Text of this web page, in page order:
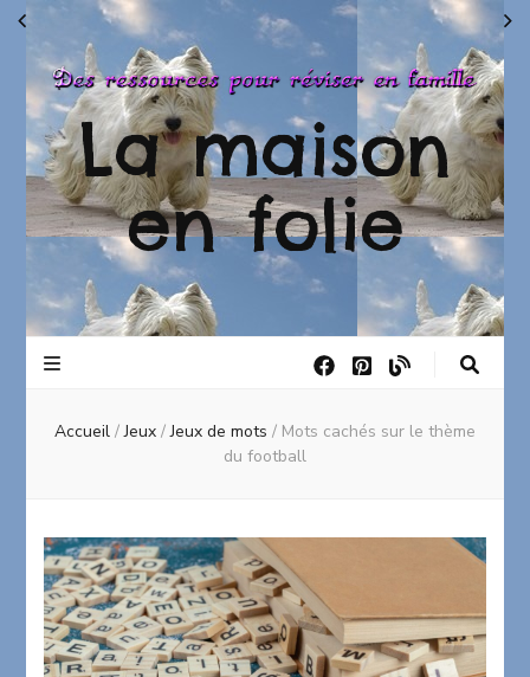
La maison
en folie
Accueil / Jeux / Jeux de mots / Mots cachés sur le thème
du football